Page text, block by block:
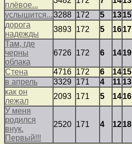
плёвое...
услышится...3288 172 5 1315
дорога
надежды
3893 172 5 1617
Там, где
черны
облака
6726 172 6 1419
Стена 4716 172 6 1415
в апрель
3329 171 4 11 13
как он
лежал
2093 171 5 1416
У меня
родился
внук.
Первый!!!
2520 171 4 1218